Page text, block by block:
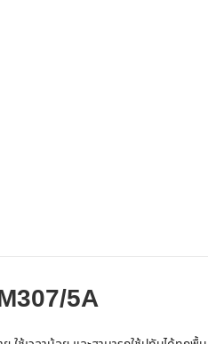
5A